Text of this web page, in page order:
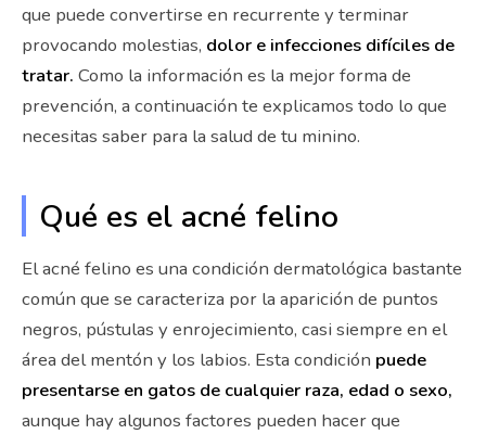
que puede convertirse en recurrente y terminar
provocando molestias, dolor e infecciones difíciles de
tratar. Como la información es la mejor forma de
prevención, a continuación te explicamos todo lo que
necesitas saber para la salud de tu minino.
Qué es el acné felino
El acné felino es una condición dermatológica bastante
común que se caracteriza por la aparición de puntos
negros, pústulas y enrojecimiento, casi siempre en el
área del mentón y los labios. Esta condición puede
presentarse en gatos de cualquier raza, edad o sexo,
aunque hay algunos factores pueden hacer que